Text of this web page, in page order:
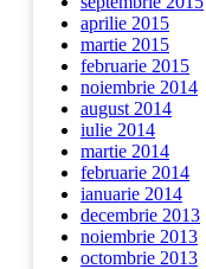
aprilie 2015
martie 2015
februarie 2015
noiembrie 2014
august 2014
iulie 2014
martie 2014
februarie 2014
ianuarie 2014
decembrie 2013
noiembrie 2013
octombrie 2013